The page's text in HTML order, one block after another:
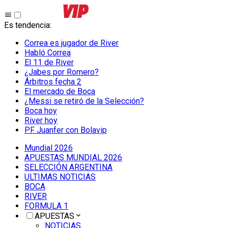
Es tendencia:
Correa es jugador de River
Habló Correa
El 11 de River
¿Jabes por Romero?
Árbitros fecha 2
El mercado de Boca
¿Messi se retiró de la Selección?
Boca hoy
River hoy
PF Juanfer con Bolavip
Mundial 2026
APUESTAS MUNDIAL 2026
SELECCIÓN ARGENTINA
ULTIMAS NOTICIAS
BOCA
RIVER
FORMULA 1
APUESTAS
NOTICIAS